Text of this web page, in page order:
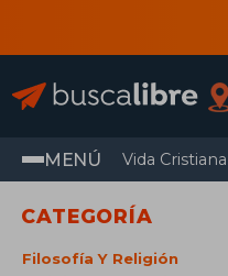
MENÚ Vida Cristiana
CATEGORÍA
Filosofía Y Religión